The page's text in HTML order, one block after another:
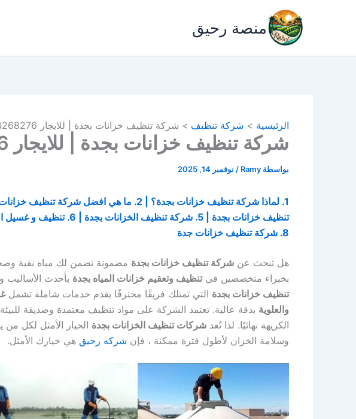
منصة رحيق
الرئيسية شركة تنظيف شركة تنظيف خزانات بجدة | للايجار 01034268276
شركة تنظيف خزانات بجدة | للايجار 01034268276
بواسطة Ramy
/ نوفمبر 14, 2025
8. شركة تنظيف خزانات جدة
هل تبحث عن شركة تنظيف خزانات بجدة مضمونة تضمن لك مياه نقية
بخبراء متخصصين فيتنظيف وتعقيم خزانات المياه بجدة بأحدث الأساليب
تنظيف خزانات بجدة التي تمتلك فريقًا محترفًا يقدم خدمات شاملة تشمل
والعلوية بدقة عالية. تعتمد الشركة على مواد تنظيف معتمدة وصديقة
الكريهة نهائيًا. لذا تُعد شركات تنظيف الخزانات بجدة الخيار الأمثل لكل
وسلامة الخزان لأطول فترة ممكنة ، فإن شركه رحيق هي خيارك الأمثل.